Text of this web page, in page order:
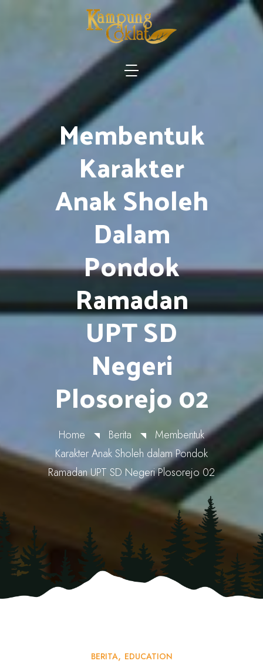
Membentuk
Karakter
Anak Sholeh
Dalam
Pondok
Ramadan
UPT SD
Negeri
Plosorejo 02
Home Berita
Membentuk
Karakter Anak Sholeh dalam Pondok
Ramadan UPT SD Negeri Plosorejo 02
BERITA EDUCATION